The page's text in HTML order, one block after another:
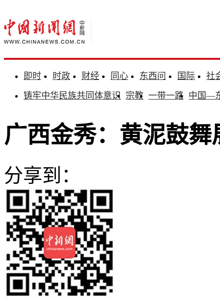
即时 时政 财经 同心 东西问 国际
社
铸牢中华民族共同体意识 宗教 一带一路 中国—
广西金秀：黄泥鼓舞
分享到：